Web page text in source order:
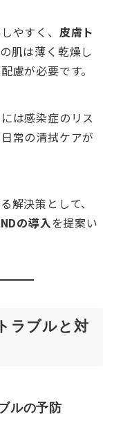
やすく、 皮膚ト
肌は薄く乾燥し
慮が必要です。
は感染症のリス
常の清拭ケアが
解決策として、
の導入を提案い
ラブルと対
ルの予防